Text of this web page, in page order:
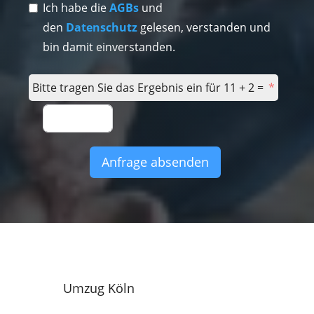
Ich habe dieAGBs und
den Datenschutzgelesen, verstanden und
bin damit einverstanden.
Bitte tragen Sie das Ergebnis ein für 11 + 2 =
Anfrage absenden
Umzug Köln